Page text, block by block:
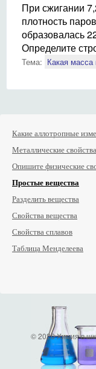
При сжигании
плотность
образовалась
Определите
Тема: Какая
Какие аллотропные
Металлические свойства
Опишите физические
Простые вещества
Разделить вещества
Свойства вещества
Свойства сплавов
Таблица Менделеева
© 2026 Химия в